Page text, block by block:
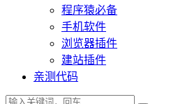
程序猿必备
手机软件
浏览器插件
建站插件
亲测代码